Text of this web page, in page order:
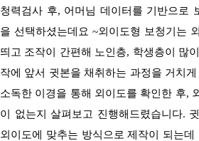
청력검사 후, 어머님 데이터를 기반으로
을 선택하셨는데요 ~외이도형 보청기는
띄고 조작이 간편해 노인층, 학생층이 많
작에 앞서 귓본을 채취하는 과정을 거치
소독한 이경을 통해 외이도를 확인한 후,
이 없는지 살펴보고 진행해드렸습니다.
외이도에 맞추는 방식으로 제작이 되는